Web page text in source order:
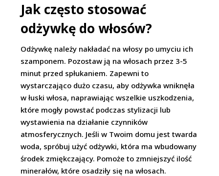
Jak często stosować
odżywkę do włosów?
Odżywkę należy nakładać na włosy po umyciu ich
szamponem. Pozostaw ją na włosach przez 3-5
minut przed spłukaniem. Zapewni to
wystarczająco dużo czasu, aby odżywka wniknęła
w łuski włosa, naprawiając wszelkie uszkodzenia,
które mogły powstać podczas stylizacji lub
wystawienia na działanie czynników
atmosferycznych. Jeśli w Twoim domu jest twarda
woda, spróbuj użyć odżywki, która ma wbudowany
środek zmiękczający. Pomoże to zmniejszyć ilość
minerałów, które osadziły się na włosach.